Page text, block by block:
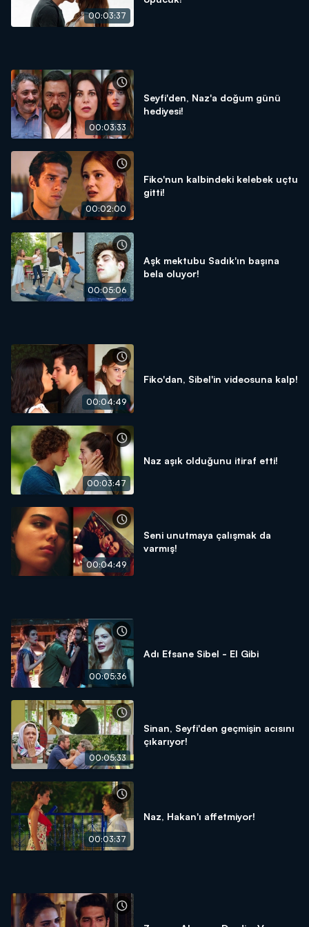
00:03:37
00:03:33
Seyfi'den, Naz'a doğum günü
hediyesi!
00:02:00
Fiko'nun kalbindeki kelebek uçtu
gitti!
00:05:06
Aşk mektubu Sadık'ın başına
bela oluyor!
00:04:49
Fiko'dan, Sibel'in videosuna kalp!
00:03:47
Naz aşık olduğunu itiraf etti!
00:04:49
Seni unutmaya çalışmak da
varmış!
00:05:36
Adı Efsane Sibel - El Gibi
00:05:33
Sinan, Seyfi'den geçmişin acısını
çıkarıyor!
00:03:37
Naz, Hakan'ı affetmiyor!